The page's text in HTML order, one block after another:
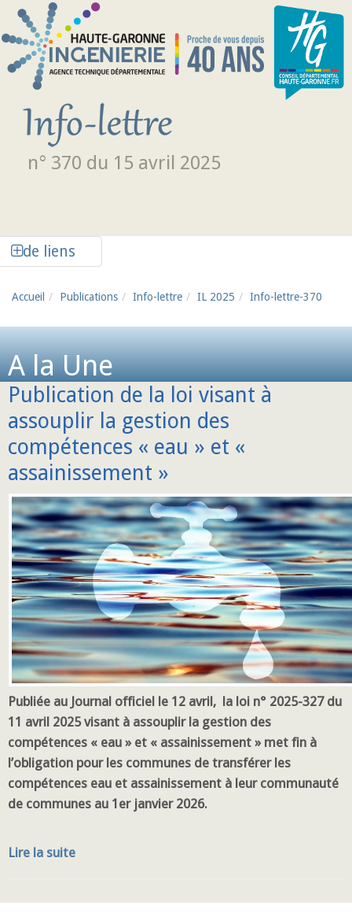
Aller au contenu principal
n° 370 du 15 avril 2025
de liens
Accueil Publications Info-lettre IL 2025 Info-lettre-370
A la Une
Publication de la loi visant à
assouplir la gestion des
compétences « eau » et «
assainissement »
Publiée au Journal officiel le 12 avril, la loi n° 2025-327 du
11 avril 2025 visant à assouplir la gestion des
compétences « eau » et « assainissement » met fin à
l’obligation pour les communes de transférer les
compétences eau et assainissement à leur communauté
de communes au 1er janvier 2026.
Lire la suite